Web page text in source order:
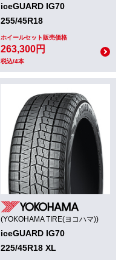
iceGUARD IG70
255/45R18
ホイールセット販売価格
263,300円
税込/4本
(YOKOHAMA TIRE(ヨコハマ))
iceGUARD IG70
225/45R18 XL